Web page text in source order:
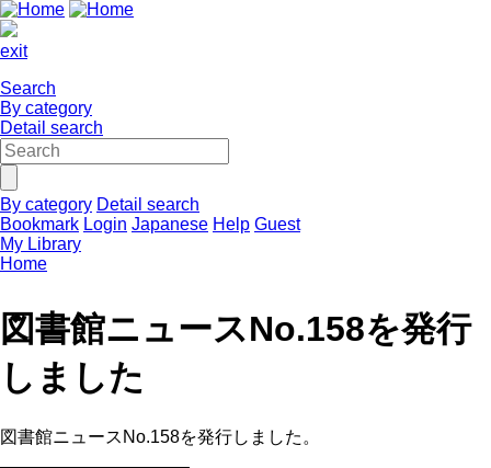
exit
Search
By category
Detail search
By category Detail search
Bookmark Login Japanese Help Guest
My Library
Home
図書館ニュースNo.158を発行
しました
図書館ニュースNo.158を発行しました。